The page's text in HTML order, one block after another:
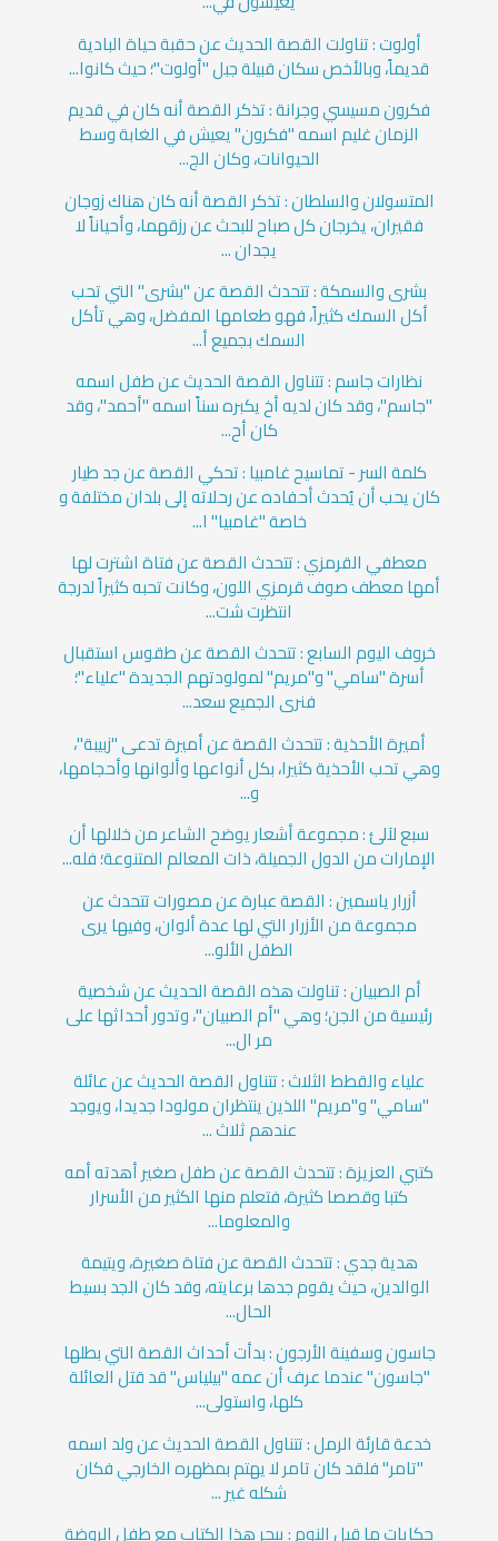
أولوت : تناولت القصة الحديث عن حقبة حياة البادية
قديماً، وبالأخص سكان قبيلة جبل "أولوت"؛ حيث كانوا...
فكرون مسيسي وجرانة : تذكر القصة أنه كان في قديم
الزمان غليم اسمه "فكرون" يعيش في الغابة وسط
الحيوانات، وكان الج...
المتسولان والسلطان : تذكر القصة أنه كان هناك زوجان
فقيران، يخرجان كل صباح للبحث عن رزقهما، وأحياناً لا
يجدان ...
بشرى والسمكة : تتحدث القصة عن "بشرى" التي تحب
أكل السمك كثيراً، فهو طعامها المفضل، وهي تأكل
السمك بجميع أ...
نظارات جاسم : تتناول القصة الحديث عن طفل اسمه
"جاسم"، وقد كان لديه أخ يكبره سناً اسمه "أحمد"، وقد
كان أح...
كلمة السر - تماسيح غامبيا : تحكي القصة عن جد طيار
كان يحب أن يُحدث أحفاده عن رحلاته إلى بلدان مختلفة و
خاصة "غامبيا" ا...
معطفي القرمزي : تتحدث القصة عن فتاة اشترت لها
أمها معطف صوف قرمزي اللون، وكانت تحبه كثيراً لدرجة
انتظرت شت...
خروف اليوم السابع : تتحدث القصة عن طقوس استقبال
أسرة "سامي" و"مريم" لمولودتهم الجديدة "علياء"؛
فنرى الجميع سعد...
أميرة الأحذية : تتحدث القصة عن أميرة تدعى "زبيبة"،
وهي تحب الأحذية كثيرا، بكل أنواعها وألوانها وأحجامها،
و...
سبع لآلئ : مجموعة أشعار يوضح الشاعر من خلالها أن
الإمارات من الدول الجميلة، ذات المعالم المتنوعة؛ فله...
أزرار ياسمين : القصة عبارة عن مصورات تتحدث عن
مجموعة من الأزرار التي لها عدة ألوان، وفيها يرى
الطفل الألو...
أم الصبيان : تناولت هذه القصة الحديث عن شخصية
رئيسية من الجن؛ وهي "أم الصبيان"، وتدور أحداثها على
مر ال...
علياء والقطط الثلاث : تتناول القصة الحديث عن عائلة
"سامي" و"مريم" اللذين ينتظران مولودا جديدا، ويوجد
عندهم ثلاث ...
كتبي العزيزة : تتحدث القصة عن طفل صغير أهدته أمه
كتبا وقصصا كثيرة، فتعلم منها الكثير من الأسرار
والمعلوما...
هدية جدي : تتحدث القصة عن فتاة صغيرة، ويتيمة
الوالدين، حيث يقوم جدها برعايته، وقد كان الجد بسيط
الحال...
جاسون وسفينة الأرجون : بدأت أحداث القصة التي بطلها
"جاسون" عندما عرف أن عمه "بيلياس" قد قتل العائلة
كلها، واستولى...
خدعة قارئة الرمل : تتناول القصة الحديث عن ولد اسمه
"تامر" فلقد كان تامر لا يهتم بمظهره الخارجي فكان
شكله غير ...
حكايات ما قبل النوم : يبحر هذا الكتاب مع طفل الروضة